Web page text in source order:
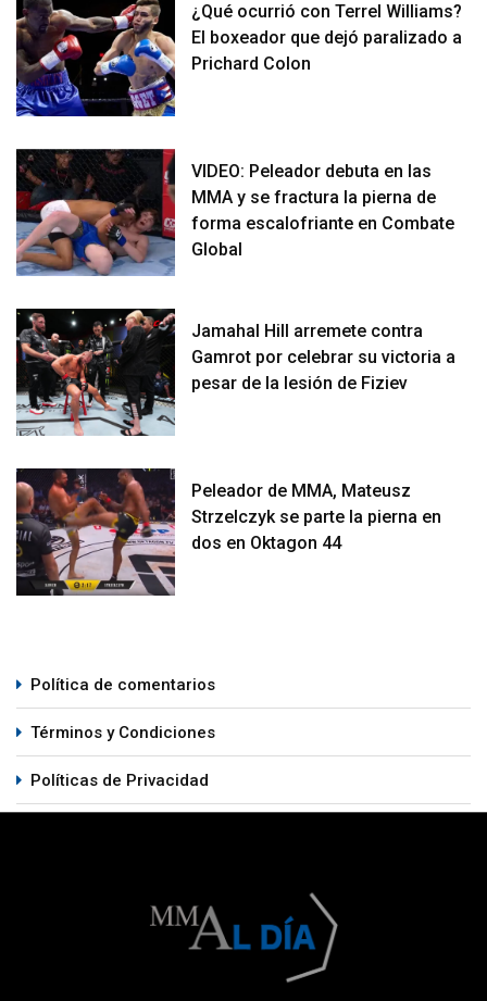
¿Qué ocurrió con Terrel Williams?
El boxeador que dejó paralizado a
Prichard Colon
VIDEO: Peleador debuta en las
MMA y se fractura la pierna de
forma escalofriante en Combate
Global
Jamahal Hill arremete contra
Gamrot por celebrar su victoria a
pesar de la lesión de Fiziev
Peleador de MMA, Mateusz
Strzelczyk se parte la pierna en
dos en Oktagon 44
Política de comentarios
Términos y Condiciones
Políticas de Privacidad